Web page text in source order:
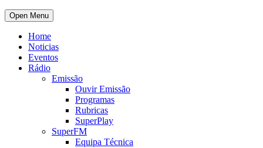
Open Menu
Home
Noticias
Eventos
Rádio
Emissão
Ouvir Emissão
Programas
Rubricas
SuperPlay
SuperFM
Equipa Técnica